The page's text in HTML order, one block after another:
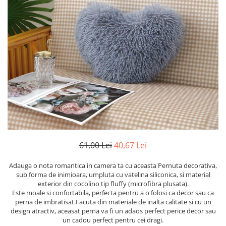
Cearceaf cu elastic
Cearceaf normal
Lenjerii De Pat Creponate
Lenjerii De Pat Bumbac Poplin 2
Persoane
Lenjerii De Pat Bumbac Poplin,
Matlasate, 2 Persoane
Lenjerii De Pat Bumbac Satinat 2
Persoane
Lenjerii De Pat Volanase
Lenjerii De Pat, Finet Premium 3D,
Lenjerii De Pat Jacquard
Lenjerii De Pat Catifea
Lenjerii De Pat Cocolino
Set Lenjerie De Pat Blana
Artificiala De Iepure, 6 Piese, 2
61,00 Lei40,67 Lei
Adauga o nota romantica in camera ta cu aceasta Pernuta decorativa,
sub forma de inimioara, umpluta cu vatelina siliconica, si material
exterior din cocolino tip fluffy (microfibra plusata).
Este moale si confortabila, perfecta pentru a o folosi ca decor sau ca
perna de imbratisat.Facuta din materiale de inalta calitate si cu un
design atractiv, aceasat perna va fi un adaos perfect perice decor sau
un cadou perfect pentru cei dragi.